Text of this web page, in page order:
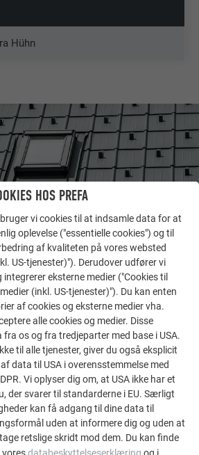
Hühn
laat zien hoe veelzijdig
toegepast. Ontdek meer
met de duurzame PREFA
voor dak, zonne-energie en
HOS PREFA
vi cookies til at indsamle data for at
oplevelse ("essentielle cookies") og til
af kvaliteten på vores websted
US-tjenester)"). Derudover udfører vi
eksterne medier ("Cookies til
(inkl. US-tjenester)"). Du kan enten
af cookies og eksterne medier vha.
alle cookies og medier. Disse
os og fra tredjeparter med base i USA.
til alle tjenester, giver du også eksplicit
data til USA i overensstemmelse med
Vi oplyser dig om, at USA ikke har et
der svarer til standarderne i EU. Særligt
kan få adgang til dine data til
uden at informere dig og uden at
retslige skridt mod dem. Du kan finde
voresdatabeskyttelseserklæring og i